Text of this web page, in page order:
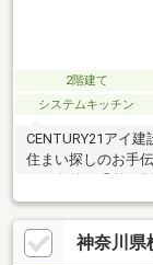
2階建て
システムキッチン
CENTURY21アイ
住まい探しのお手
れ。だからこそマ
メイドのサポート
者として並走させ
神奈川県